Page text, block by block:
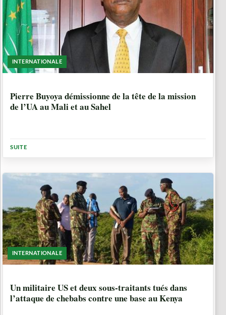
INTERNATIONALE
Pierre Buyoya démissionne de la tête de la mission
de l’UA au Mali et au Sahel
SUITE
INTERNATIONALE
Un militaire US et deux sous-traitants tués dans
l’attaque de chebabs contre une base au Kenya